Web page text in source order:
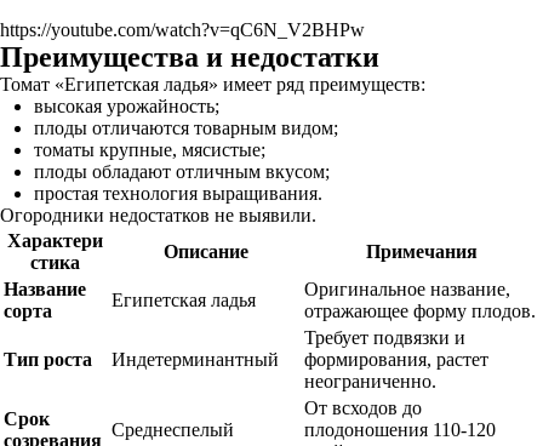
https://youtube.com/watch?v=qC6N_V2BHPw
Преимущества и недостатки
Томат «Египетская ладья» имеет ряд преимуществ:
высокая урожайность;
плоды отличаются товарным видом;
томаты крупные, мясистые;
плоды обладают отличным вкусом;
простая технология выращивания.
Огородники недостатков не выявили.
Характери
стика
Описание
Примечания
Название
сорта
Египетская ладья
Оригинальное название,
отражающее форму плодов.
Тип роста Индетерминантный
Требует подвязки и
формирования, растет
неограниченно.
Срок
созревания
Среднеспелый
От всходов до
плодоношения 110-120